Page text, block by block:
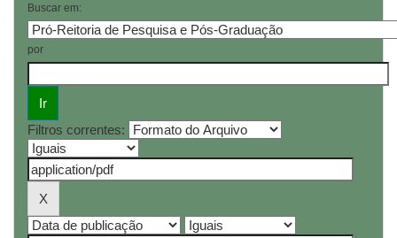
Buscar em:
por
Filtros correntes: